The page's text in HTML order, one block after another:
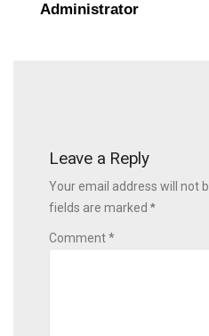
Administrator
Leave a Reply
Your email address will not
fields are marked *
Comment *